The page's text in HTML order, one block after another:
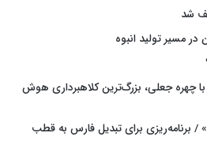
شد
مسیر تولید انبوه
دلاری با چهره جعلی، بزرگ‌ترین کلاهبرداری هوش
/ برنامه‌ریزی برای تبدیل فارس به قطب